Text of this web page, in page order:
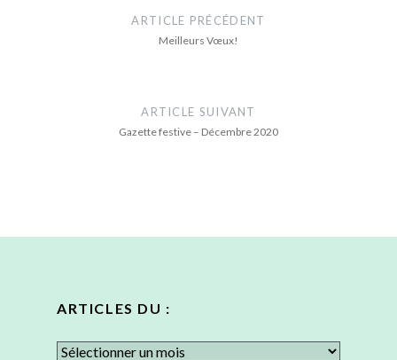
ARTICLE PRÉCÉDENT
Meilleurs Vœux!
ARTICLE SUIVANT
Gazette festive – Décembre 2020
ARTICLES DU :
Articles